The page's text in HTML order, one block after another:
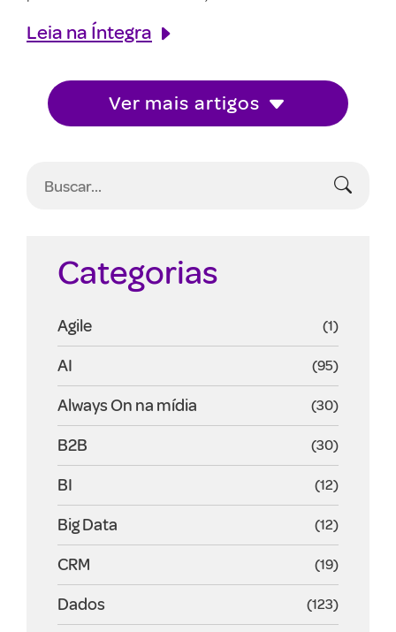
Leia na Íntegra
Ver mais artigos
Categorias
Agile (1)
AI (95)
Always On na mídia (30)
B2B (30)
BI (12)
Big Data (12)
CRM (19)
Dados (123)